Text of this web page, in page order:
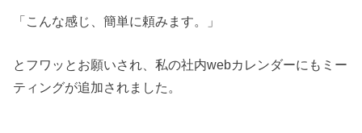
「こんな感じ、簡単に頼みます。」
とフワッとお願いされ、私の社内webカレンダーにもミー
ティングが追加されました。